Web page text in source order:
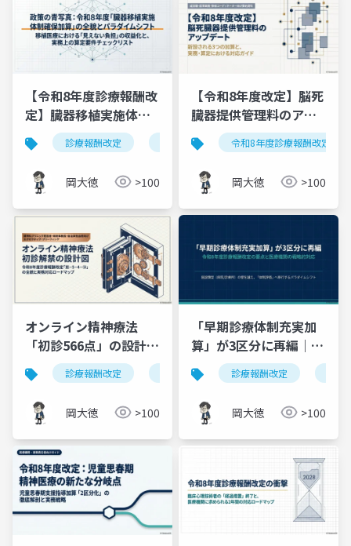
【令和8年度診療報酬改
定】臓器移植実施体制
確保加算の全体像｜所
定点数400％の新加算を
7枚で解説
診療報酬改定 臓器移植 令和8年度診療報酬改定
岡大徳 >100
【令和8年度改定】脳死
臓器提供管理料のアッ
プデート｜新設される3
つの加算と実務対応
令和8年度診療報酬改定
岡大徳 >100
オンライン精神療法
「初診566点」の設計図
｜令和8年度診療報酬改
定 Ⅲ-5-4-⑱ の全貌と実
務対応
診療報酬改定 オンライン診療 精神科
岡大徳 >100
「早期診療体制充実加
算」が3区分に再編｜令
和8年度診療報酬改定の
要点と対応
診療報酬改定
岡大徳 >100